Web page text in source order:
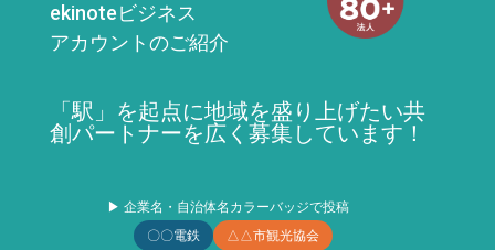
ekinoteビジネス
アカウントのご紹介
「駅」を起点に地域を盛り上げたい共
創パートナーを広く募集しています！
▶ 企業名・自治体名カラーバッジで投稿
〇〇電鉄
△△市観光協会